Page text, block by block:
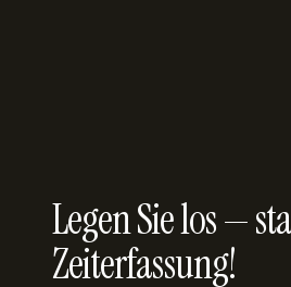
Legen Sie los —
Zeiterfassung!